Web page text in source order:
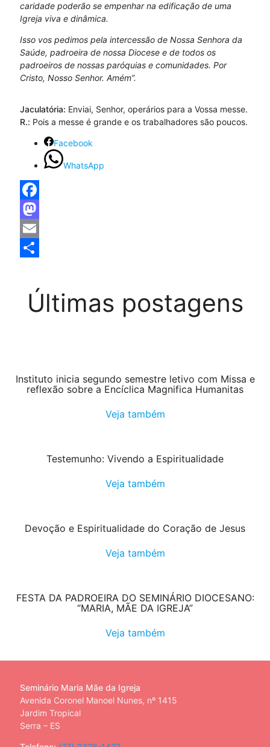
caridade poderão se empenhar na edificação de uma
Igreja viva e dinâmica.
Isso vos pedimos pela intercessão de Nossa Senhora da
Saúde, padroeira de nossa Diocese e de todos os
padroeiros de nossas paróquias e comunidades. Por
Cristo, Nosso Senhor. Amém”.
Jaculatória: Enviai, Senhor, operários para a Vossa messe.
R.: Pois a messe é grande e os trabalhadores são poucos.
Facebook
WhatsApp
Facebook
Mastodon
Email
Últimas postagens
Instituto inicia segundo semestre letivo com Missa e
reflexão sobre a Encíclica Magnifica Humanitas
Veja também
Testemunho: Vivendo a Espiritualidade
Veja também
Devoção e Espiritualidade do Coração de Jesus
Veja também
FESTA DA PADROEIRA DO SEMINÁRIO DIOCESANO:
“MARIA, MÃE DA IGREJA”
Veja também
Seminário Maria Mãe da Igreja
Avenida Coronel Manoel Nunes, nº 1415
Jardim Tropical
Serra – ES